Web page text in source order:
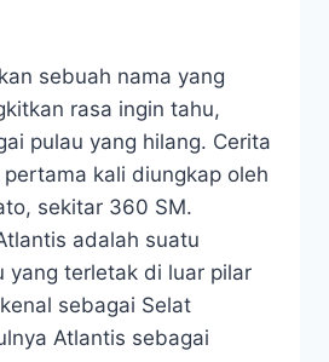
sebuah nama yang
rasa ingin tahu,
pulau yang hilang. Cerita
kali diungkap oleh
sekitar 360 SM.
adalah suatu
yang terletak di luar pilar
sebagai Selat
Atlantis sebagai